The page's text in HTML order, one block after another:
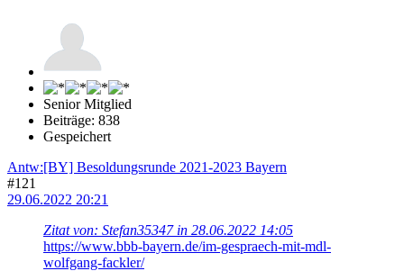
Senior Mitglied
Beiträge: 838
Gespeichert
Antw:[BY] Besoldungsrunde 2021-2023 Bayern
#121
29.06.2022 20:21
Zitat von: Stefan35347 in 28.06.2022 14:05
https://www.bbb-bayern.de/im-gespraech-mit-mdl-
wolfgang-fackler/